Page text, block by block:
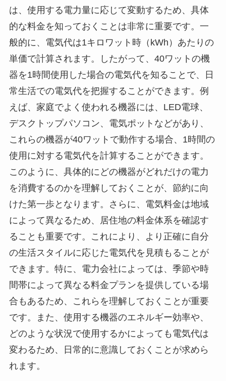
は、使用する電力量に応じて変動するため、具体
的な料金を知っておくことは非常に重要です。一
般的に、電気代は1キロワット時（kWh）あたりの
単価で計算されます。したがって、40ワットの機
器を1時間使用した場合の電気代を知ることで、日
常生活での電気代を把握することができます。例
えば、家庭でよく使われる機器には、LED電球、
デスクトップパソコン、電気ポットなどがあり、
これらの機器が40ワットで動作する場合、1時間の
使用に対する電気代を計算することができます。
このように、具体的にどの機器がどれだけの電力
を消費するのかを理解しておくことが、節約に向
けた第一歩となります。さらに、電気料金は地域
によって異なるため、居住地の料金体系を確認す
ることも重要です。これにより、より正確に自分
の生活スタイルに応じた電気代を見積もることが
できます。特に、電力会社によっては、季節や時
間帯によって異なる料金プランを提供している場
合もあるため、これらを理解しておくことが重要
です。また、使用する機器のエネルギー効率や、
どのような状況で使用するかによっても電気代は
変わるため、日常的に意識しておくことが求めら
れます。